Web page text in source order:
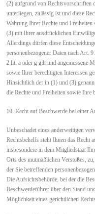
(2) aufgrund von Rechtsvorschriften
unterliegen, zulässig ist und diese
Wahrung Ihrer Rechte und
(3) mit Ihrer ausdrücklichen
Allerdings dürfen diese
personenbezogener Daten nach Art.
2 lit. a oder g gilt und angemessene
sowie Ihrer berechtigten Interessen
Hinsichtlich der in (1) und (3)
die Rechte und Freiheiten sowie Ihre
10. Recht auf Beschwerde bei einer
Unbeschadet eines anderweitigen
Rechtsbehelfs steht Ihnen das Recht
insbesondere in dem Mitgliedstaat
Orts des mutmaßlichen Verstoßes,
der Sie betreffenden
Die Aufsichtsbehörde, bei der die
Beschwerdeführer über den Stand
Möglichkeit eines gerichtlichen